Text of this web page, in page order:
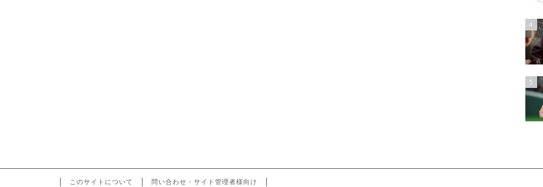
4
5
このサイトについて 問い合わせ・サイト管理者様向け